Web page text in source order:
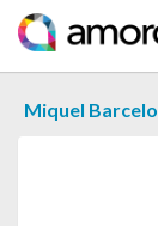
Miquel Barcelo